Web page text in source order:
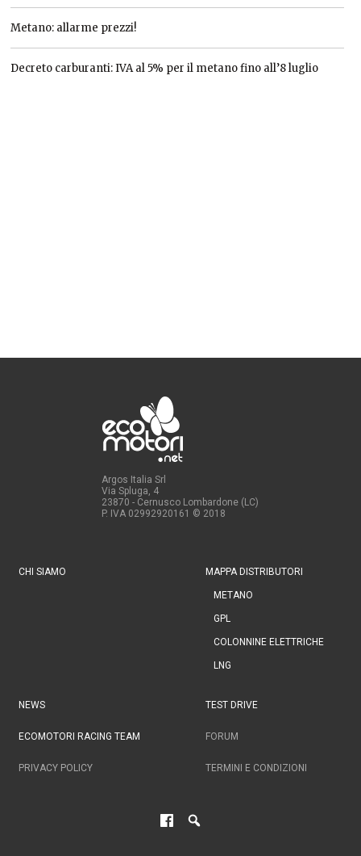
Metano: allarme prezzi!
Decreto carburanti: IVA al 5% per il metano fino all’8 luglio
Argos Italia Srl
Via Spluga, 4
23870 - Cernusco Lombardone (LC)
P. IVA 02992920161 © 2018
CHI SIAMO MAPPA DISTRIBUTORI
METANO
GPL
COLONNINE ELETTRICHE
LNG
NEWS TEST DRIVE
ECOMOTORI RACING TEAM FORUM
PRIVACY POLICY TERMINI E CONDIZIONI